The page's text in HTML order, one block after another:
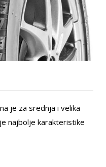
je za srednja i velika
najbolje karakteristike